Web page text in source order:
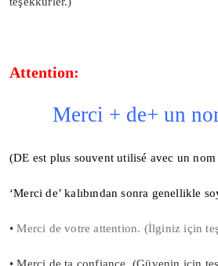
Attention:
Merci + de+ un
(DE est plus souvent utilisé avec un
‘Merci de’ kalıbından sonra genellikle
•Merci de votre attention. (İlginiz için